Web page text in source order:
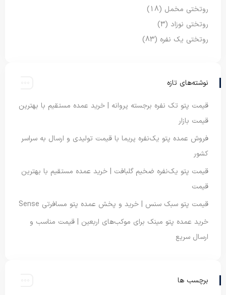
روتختی مخمل (18)
روتختی نوزاد (3)
روتختی یک نفره (83)
نوشته‌های تازه
قیمت پتو تک نفره برجسته پروانه | خرید عمده مستقیم با بهترین
قیمت بازار
فروش عمده پتو یک‌نفره پریما با قیمت تولیدی و ارسال به سراسر
کشور
قیمت پتو یک‌نفره ضخیم گلبافت | خرید عمده مستقیم با بهترین
قیمت
قیمت پتو سبک سنس | خرید و پخش عمده پتو مسافرتی Sense
خرید عمده پتو مینک برای موکب‌های اربعین | قیمت مناسب و
ارسال سریع
برچسب ها